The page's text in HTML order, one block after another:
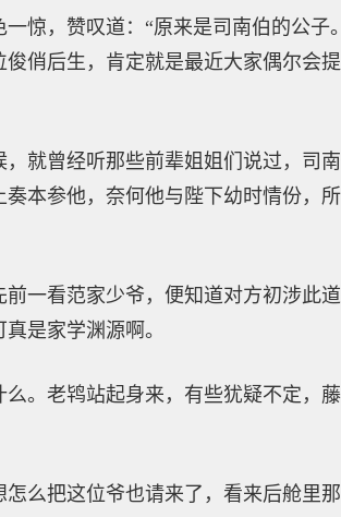
惊，赞叹道：“原来是司南伯的公子
俏后生，肯定就是最近大家偶尔会
就曾经听那些前辈姐姐们说过，司
本参他，奈何他与陛下幼时情份，
一看范家少爷，便知道对方初涉此
是家学渊源啊。
。老鸨站起身来，有些犹疑不定，
么把这位爷也请来了，看来后舱里